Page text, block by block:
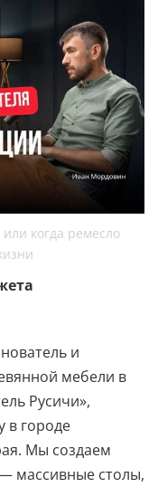
когда ремесло
и
мебели в
Русичи»,
в городе
Мы создаем
массивные столы,